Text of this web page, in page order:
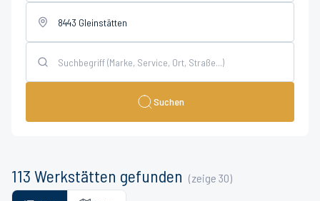
Suchen
113 Werkstätten gefunden (zeige 30)